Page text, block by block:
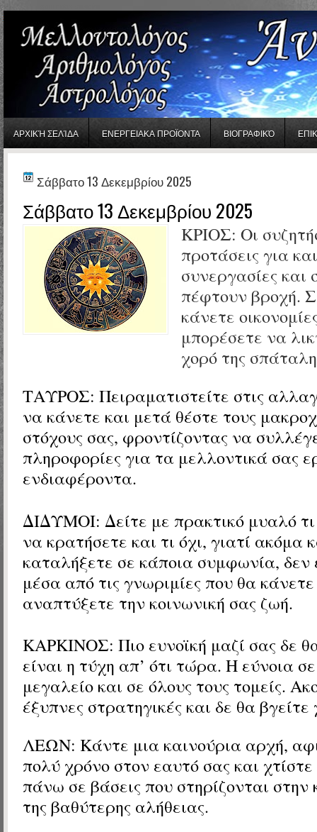
ΑΡΧΙΚΉ ΣΕΛΊΔΑ ΕΝΕΡΓΕΙΑΚΑ ΠΡΟΪΟΝΤΑ ΒΙΟΓΡΑΦΙΚΌ
Σάββατο 13 Δεκεμβρίου 2025
Σάββατο 13 Δεκεμβρίου 2025
ΚΡΙΟΣ: Οι
προτάσεις για
συνεργασίες και
πέφτουν βροχή.
κάνετε
μπορέσετε να
χορό της
ΤΑΥΡΟΣ: Πειραματιστείτε στις
να κάνετε και μετά θέστε τους
στόχους σας, φροντίζοντας να
πληροφορίες για τα μελλοντικά σας
ενδιαφέροντα.
ΔΙΔΥΜΟΙ: Δείτε με πρακτικό μυαλό
να κρατήσετε και τι όχι, γιατί ακόμα
καταλήξετε σε κάποια συμφωνία, δεν
μέσα από τις γνωριμίες που θα
αναπτύξετε την κοινωνική σας ζωή.
ΚΑΡΚΙΝΟΣ: Πιο ευνοϊκή μαζί σας δε
είναι η τύχη απ’ ότι τώρα. Η εύνοια
μεγαλείο και σε όλους τους τομείς.
έξυπνες στρατηγικές και δε θα βγείτε
ΛΕΩΝ: Κάντε μια καινούρια αρχή,
πολύ χρόνο στον εαυτό σας και
πάνω σε βάσεις που στηρίζονται
της βαθύτερης αλήθειας.